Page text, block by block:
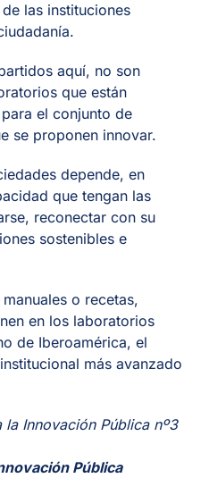
las instituciones
aquí, no son
que están
el conjunto de
se proponen innovar.
depende, en
que tengan las
reconectar con su
sostenibles e
o recetas,
en los laboratorios
de Iberoamérica, el
más avanzado
la Innovación Pública nº3
Pública